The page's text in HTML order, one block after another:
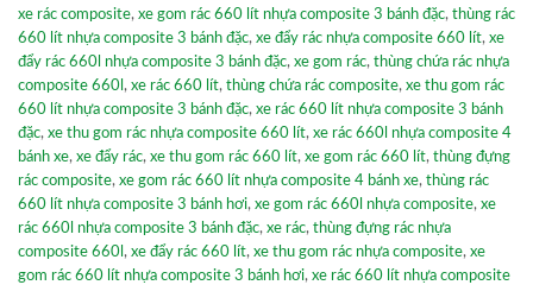
xe rác composite, xe gom rác 660 lít nhựa composite 3 bánh đặc, thùng rác
660 lít nhựa composite 3 bánh đặc, xe đẩy rác nhựa composite 660 lít, xe
đẩy rác 660l nhựa composite 3 bánh đặc, xe gom rác, thùng chứa rác nhựa
composite 660l , xe rác 660 lít, thùng chứa rác composite, xe thu gom rác
660 lít nhựa composite 3 bánh đặc, xe rác 660 lít nhựa composite 3 bánh
đặc, xe thu gom rác nhựa composite 660 lít, xe rác 660l nhựa composite 4
bánh xe, xe đẩy rác, xe thu gom rác 660 lít, xe gom rác 660 lít, thùng đựng
rác composite, xe gom rác 660 lít nhựa composite 4 bánh xe, thùng rác
660 lít nhựa composite 3 bánh hơi, xe gom rác 660l nhựa composite, xe
rác 660l nhựa composite 3 bánh đặc, xe rác, thùng đựng rác nhựa
composite 660l , xe đẩy rác 660 lít, xe thu gom rác nhựa composite, xe
gom rác 660 lít nhựa composite 3 bánh hơi, xe rác 660 lít nhựa composite